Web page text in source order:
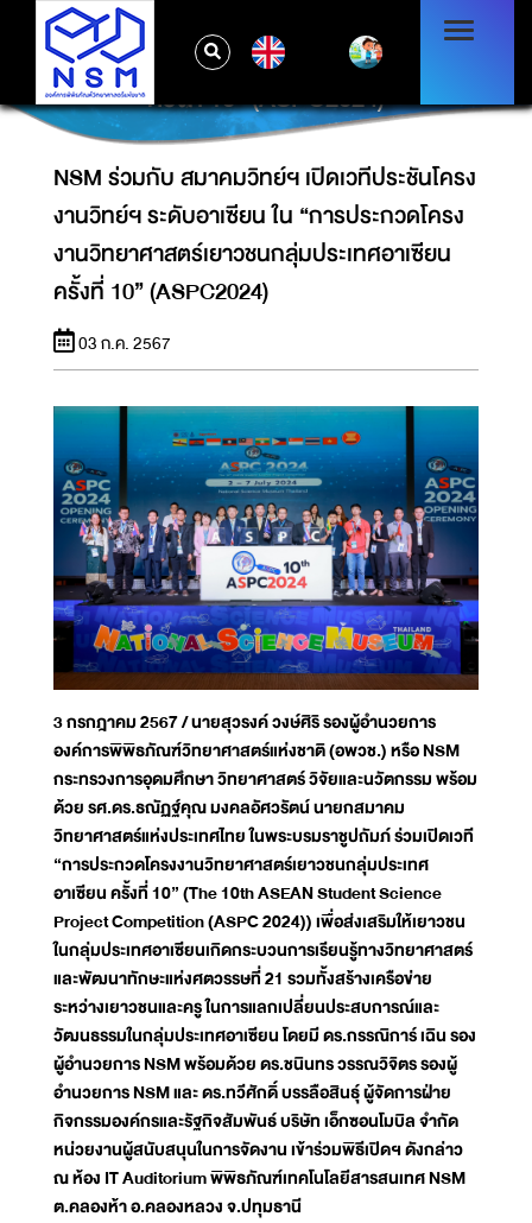
NSM ร่วมกับ สมาคมวิทย์ฯ เปิดเวทีประชันโครง
งานวิทย์ฯ ระดับอาเซียน ใน “การประกวดโครง
งานวิทยาศาสตร์เยาวชนกลุ่มประเทศอาเซียน
ครั้งที่ 10” (ASPC2024)
NSM ร่วมกับ สมาคมวิทย์ฯ เปิดเวทีประชันโครง
งานวิทย์ฯ ระดับอาเซียน ใน “การประกวดโครง
งานวิทยาศาสตร์เยาวชนกลุ่มประเทศอาเซียน
ครั้งที่ 10” (ASPC2024)
03 ก.ค. 2567
3 กรกฎาคม 2567 / นายสุวรงค์ วงษ์ศิริ รองผู้อำนวยการ
องค์การพิพิธภัณฑ์วิทยาศาสตร์แห่งชาติ (อพวช.) หรือ NSM
กระทรวงการอุดมศึกษา วิทยาศาสตร์ วิจัยและนวัตกรรม พร้อม
ด้วย รศ.ดร.ธณัฏฐ์คุณ มงคลอัศวรัตน์ นายกสมาคม
วิทยาศาสตร์แห่งประเทศไทย ในพระบรมราชูปถัมภ์ ร่วมเปิดเวที
“การประกวดโครงงานวิทยาศาสตร์เยาวชนกลุ่มประเทศ
อาเซียน ครั้งที่ 10” (The 10th ASEAN Student Science
Project Competition (ASPC 2024)) เพื่อส่งเสริมให้เยาวชน
ในกลุ่มประเทศอาเซียนเกิดกระบวนการเรียนรู้ทางวิทยาศาสตร์
และพัฒนาทักษะแห่งศตวรรษที่ 21 รวมทั้งสร้างเครือข่าย
ระหว่างเยาวชนและครู ในการแลกเปลี่ยนประสบการณ์และ
วัฒนธรรมในกลุ่มประเทศอาเซียน โดยมี ดร.กรรณิการ์ เฉิน รอง
ผู้อำนวยการ NSM พร้อมด้วย ดร.ชนินทร วรรณวิจิตร รองผู้
อำนวยการ NSM และ ดร.ทวีศักดิ์ บรรลือสินธุ์ ผู้จัดการฝ่าย
กิจกรรมองค์กรและรัฐกิจสัมพันธ์ บริษัท เอ็กซอนโมบิล จำกัด
หน่วยงานผู้สนับสนุนในการจัดงาน เข้าร่วมพิธีเปิดฯ ดังกล่าว
ณ ห้อง IT Auditorium พิพิธภัณฑ์เทคโนโลยีสารสนเทศ NSM
ต.คลองห้า อ.คลองหลวง จ.ปทุมธานี